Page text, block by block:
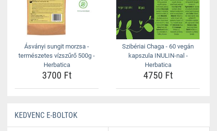
Ásványi sungit morzsa -
természetes vízszűrő 500g -
Herbatica
3700 Ft
Szibériai Chaga - 60 vegán
kapszula INULIN-nal -
Herbatica
4750 Ft
KEDVENC E-BOLTOK